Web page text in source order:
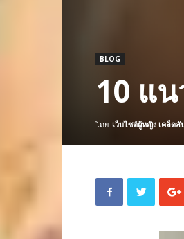
BLOG
10 แ
โดย เว็บไซต์ผู้หญิง เคล็ดลั